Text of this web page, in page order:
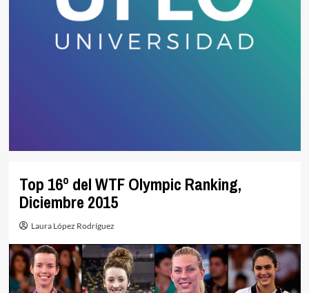
Top 16º del WTF Olympic Ranking,
Diciembre 2015
Laura López Rodríguez